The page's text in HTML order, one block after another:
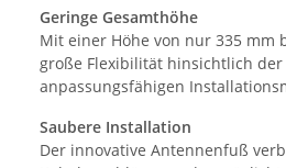
Geringe Gesamthöhe
Mit einer Höhe von nur 335 mm
große Flexibilität hinsichtlich
anpassungsfähigen
Saubere Installation
Der innovative Antennenfuß